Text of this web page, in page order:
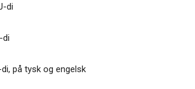
di
di
på tysk og engelsk